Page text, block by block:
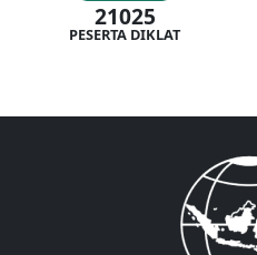
21025
PESERTA DIKLAT